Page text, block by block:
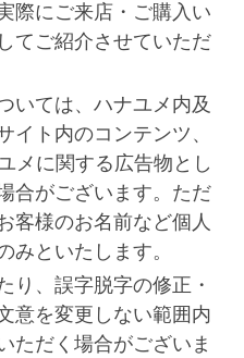
際にご来店・ご購入い
てご紹介させていただ
いては、ハナユメ内及
イト内のコンテンツ、
メに関する広告物とし
合がございます。ただ
客様のお名前など個人
みといたします。
り、誤字脱字の修正・
意を変更しない範囲内
ただく場合がございま